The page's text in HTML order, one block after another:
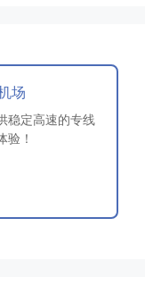
场
稳定高速的专线
验！